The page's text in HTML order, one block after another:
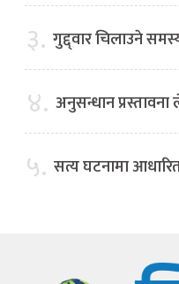
३. गुद्द्वार चिलाउने
४. अनुसन्धान
५. सत्य घटनामा आधारित